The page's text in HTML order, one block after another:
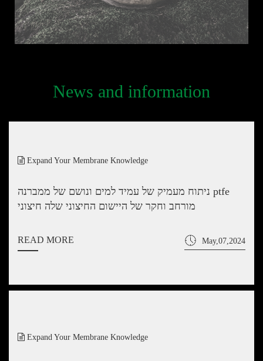
News and information
Expand Your Membrane Knowledge
ניתוח מעמיק של עמיד למים ונושם של ממברנה ptfe
מורחב וחקר של היישום החיצוני שלה חיצוני
READ MORE May,07,2024
Expand Your Membrane Knowledge